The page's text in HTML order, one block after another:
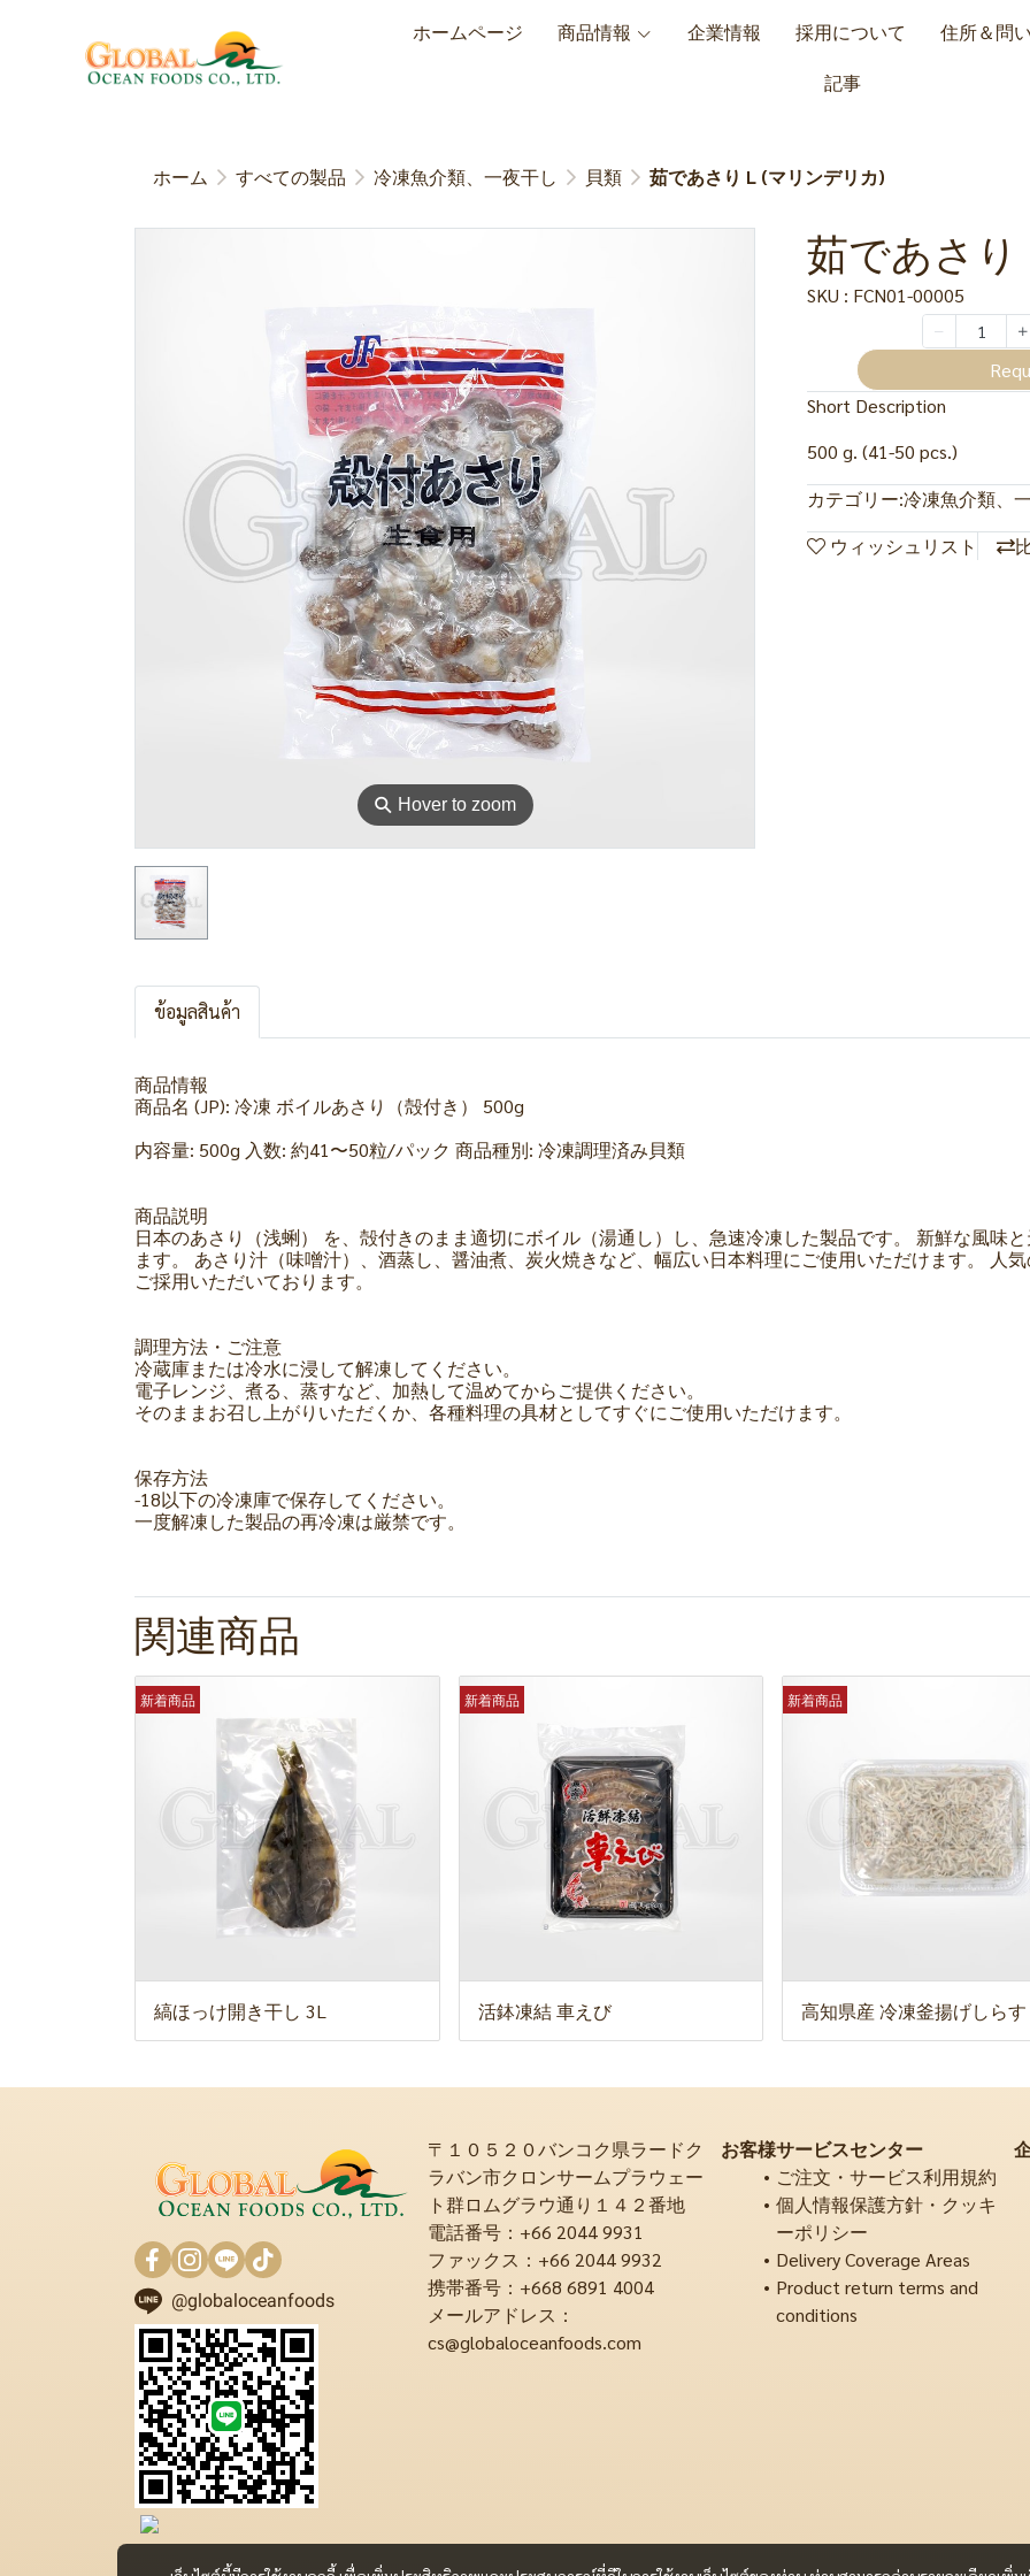
ホームページ 商品情報 企業情報 採用について 住所＆問
記事
ホーム すべての製品 冷凍魚介類、一夜干し 貝類 茹であさり L (マリンデリカ)
⚲ Hover to zoom
茹であさ
SKU : FCN01-00005
Short Description
500 g. (41-50 pcs.)
カテゴリー:冷凍魚介類、
ウィッシュリスト
ข้อมูลสินค้า
商品情報
商品名 (JP): 冷凍 ボイルあさり（殻付き） 500g
内容量: 500g 入数: 約41〜50粒/パック 商品種別: 冷凍調理済み貝類
商品説明
日本のあさり（浅蜊） を、殻付きのまま適切にボイル（湯通し）し、急速冷凍した製品です。 新鮮な風味
ます。 あさり汁（味噌汁）、酒蒸し、醤油煮、炭火焼きなど、幅広い日本料理にご使用いただけます。 人
ご採用いただいております。
調理方法・ご注意
冷蔵庫または冷水に浸して解凍してください。
電子レンジ、煮る、蒸すなど、加熱して温めてからご提供ください。
そのままお召し上がりいただくか、各種料理の具材としてすぐにご使用いただけます。
保存方法
-18以下の冷凍庫で保存してください。
一度解凍した製品の再冷凍は厳禁です。
関連商品
新着商品
縞ほっけ開き干し 3L
新着商品
活鉢凍結 車えび
新着商品
高知県産 冷凍釜揚げしらす
@globaloceanfoods
〒１０５２０バンコク県ラードク
ラバン市クロンサームプラウェー
ト群ロムグラウ通り１４２番地
電話番号：+66 2044 9931
ファックス：+66 2044 9932
携帯番号：+668 6891 4004
メールアドレス：
cs@globaloceanfoods.com
お客様サービスセンター
ご注文・サービス利用規約
個人情報保護方針・クッキ
ーポリシー
Delivery Coverage Areas
Product return terms and
conditions